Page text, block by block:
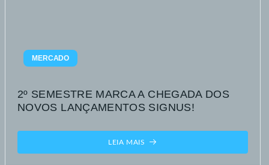
MERCADO
2º SEMESTRE MARCA A CHEGADA DOS
NOVOS LANÇAMENTOS SIGNUS!
LEIA MAIS